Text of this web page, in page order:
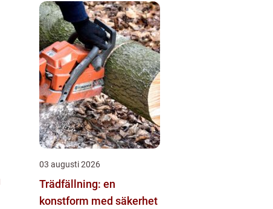
03 augusti 2026
Trädfällning: en
konstform med säkerhet